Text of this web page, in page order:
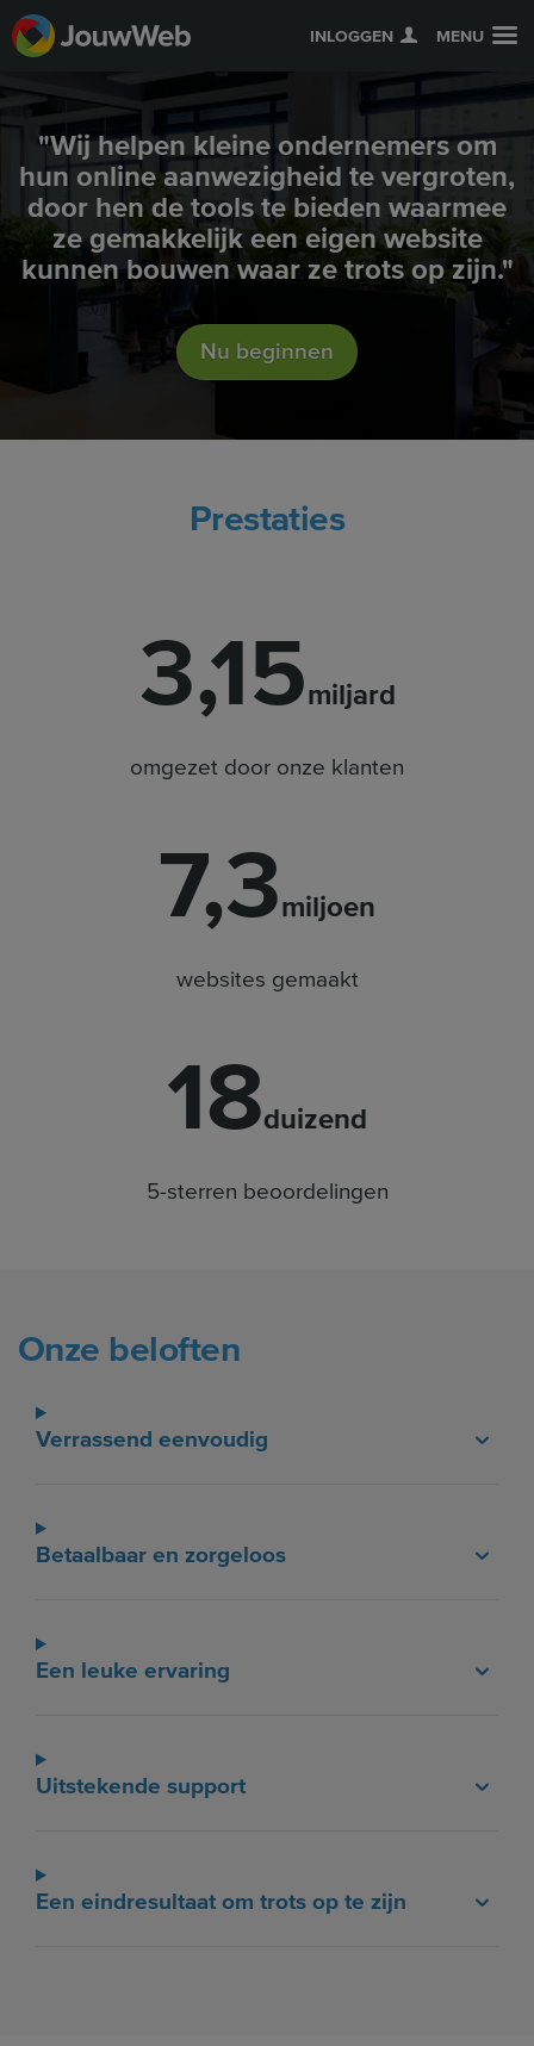
INLOGGEN MENU
"Wij helpen kleine ondernemers om
hun online aanwezigheid te vergroten,
door hen de tools te bieden waarmee
ze gemakkelijk een eigen website
kunnen bouwen waar ze trots op zijn."
Nu beginnen
Prestaties
3,15miljard
omgezet door onze klanten
7,3miljoen
websites gemaakt
18duizend
5-sterren beoordelingen
Onze beloften
Verrassend eenvoudig
Betaalbaar en zorgeloos
Een leuke ervaring
Uitstekende support
Een eindresultaat om trots op te zijn